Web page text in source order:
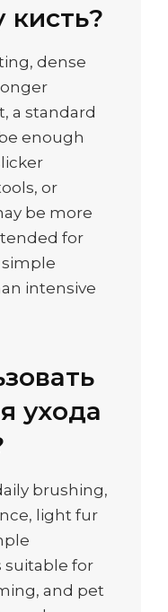
кисть?
dense
a standard
enough
or
be more
for
intensive
ухода
brushing,
light fur
suitable for
and pet